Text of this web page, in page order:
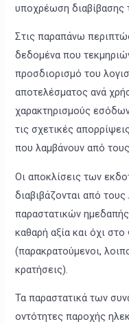
υποχρέωση διαβίβασης
Στις παραπάνω
δεδομένα που
προσδιορισμό του
αποτελέσματος ανά
χαρακτηρισμούς
τις σχετικές
που λαμβάνουν από
Οι αποκλίσεις των
διαβιβάζονται από
παραστατικών
καθαρή αξία και όχι
(παρακρατούμενοι,
κρατήσεις).
Τα παραστατικά των
οντότητες παροχής